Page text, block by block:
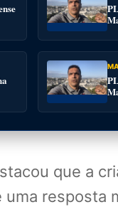
que a
resposta